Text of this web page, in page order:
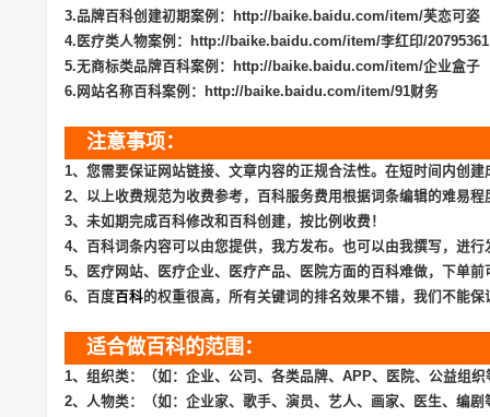
3.品牌百科创建初期案例：http://baike.baidu.com/item/芙恋可姿
4.医疗类人物案例：http://baike.baidu.com/item/李红印/20795361
5.无商标类品牌百科案例：http://baike.baidu.com/item/企业盒子
6.网站名称百科案例：http://baike.baidu.com/item/91财务
注意事项：
1、您需要保证网站链接、文章内容的正规合法性。在短时间内创建
2、以上收费规范为收费参考，百科服务费用根据词条编辑的难易
3、未如期完成百科修改和百科创建，按比例收费！
4、百科词条内容可以由您提供，我方发布。也可以由我撰写，进
5、医疗网站、医疗企业、医疗产品、医院方面的百科难做，下单前
6、百度百科的权重很高，所有关键词的排名效果不错，我们不能
适合做百科的范围：
1、组织类：（如：企业、公司、各类品牌、APP、医院、公益组织
2、人物类：（如：企业家、歌手、演员、艺人、画家、医生、编剧